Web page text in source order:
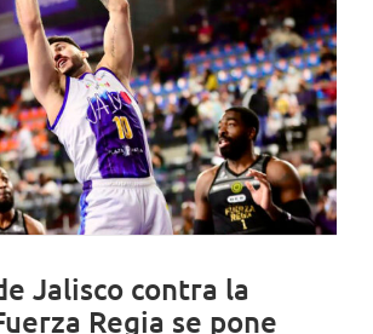
Jalisco contra la
Regia se pone